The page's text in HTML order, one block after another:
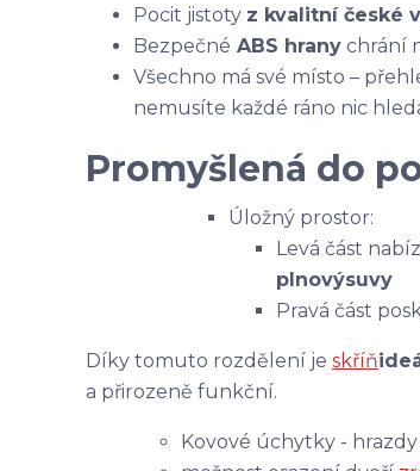
Pocit jistoty z kvalitní české
Bezpečné ABS hrany chrání
Všechno má své místo –
nemusíte každé ráno nic
Promyšlená do
Úložný prostor:
Levá část
plnovýsuvy
Pravá část
Díky tomuto rozdělení je skříň
a přirozeně funkční.
Kovové úchytky -